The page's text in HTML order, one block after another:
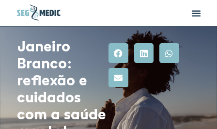
Janeiro
Branco:
reflexão e
cuidados
com a saúde